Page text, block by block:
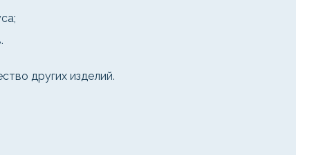
других изделий.